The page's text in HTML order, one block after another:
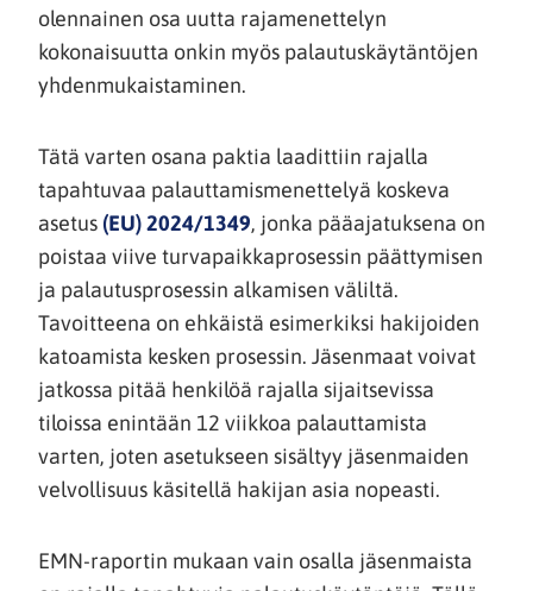
olennainen osa uutta rajamenettelyn
kokonaisuutta onkin myös palautuskäytäntöjen
yhdenmukaistaminen.
Tätä varten osana paktia laadittiin rajalla
tapahtuvaa palauttamismenettelyä koskeva
asetus (EU) 2024/1349 (siirryt
toiseen
palveluun)
, jonka pääajatuksena on
poistaa viive turvapaikkaprosessin päättymisen
ja palautusprosessin alkamisen väliltä.
Tavoitteena on ehkäistä esimerkiksi hakijoiden
katoamista kesken prosessin. Jäsenmaat voivat
jatkossa pitää henkilöä rajalla sijaitsevissa
tiloissa enintään 12 viikkoa palauttamista
varten, joten asetukseen sisältyy jäsenmaiden
velvollisuus käsitellä hakijan asia nopeasti.
EMN-raportin mukaan vain osalla jäsenmaista